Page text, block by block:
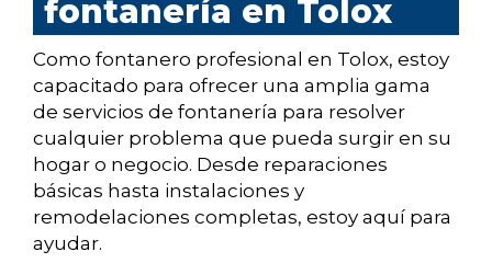
fontanería en Tolox
Como fontanero profesional en Tolox, estoy
capacitado para ofrecer una amplia gama
de servicios de fontanería para resolver
cualquier problema que pueda surgir en su
hogar o negocio. Desde reparaciones
básicas hasta instalaciones y
remodelaciones completas, estoy aquí para
ayudar.